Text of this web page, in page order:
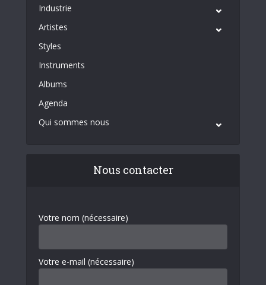
Industrie
Artistes
Styles
Instruments
Albums
Agenda
Qui sommes nous
Nous contacter
Votre nom (nécessaire)
Votre e-mail (nécessaire)